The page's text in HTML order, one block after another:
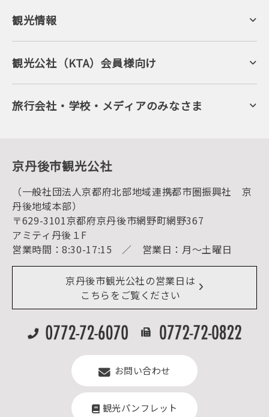
観光情報
京丹後について
ジオパークの絶景
キャンプ・グランピング
自然景観
旬の食
フルーツ
美術館・資料館
観光
海水浴
キャンプ
お宿探し
宿泊・日帰り予約（空室検索）
予約照会・予約キャンセル
宿泊施設一覧（お宿比較ページ）
アクセス
お知らせ
イベント情報
デジタル観光パンフレット
リアルタイム道路情報
よくある質問
観光公社（KTA）会員様向け
KTA会員コミュニティ
会員向けサービス
KTAニュースレター
会員加入・会員情報（会員規程）
旅行会社・学校・メディアのみなさま
プレスリリース
京丹後市観光公社
（一般社団法人京都府北部地域連携都市圏振興社 京
丹後地域本部）
〒629-3101京都府京丹後市網野町網野367
アミティ丹後１F
営業時間：8:30-17:15 ／ 営業日：月～土曜日
京丹後市観光公社の営業日は
こちらをご覧ください
お問い合わせ
観光パンフレット